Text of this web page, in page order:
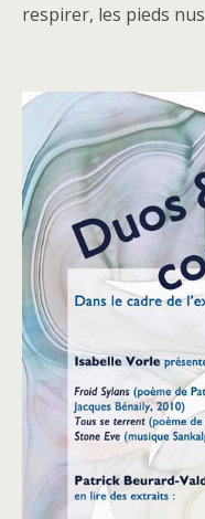
respirer, les pieds